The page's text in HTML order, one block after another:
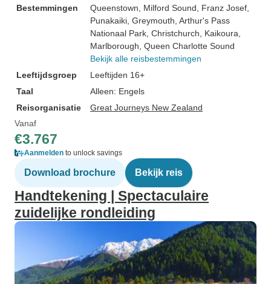
Bestemmingen
Queenstown , Milford Sound , Franz Josef
Punakaiki , Greymouth , Arthur's Pass
Nationaal Park , Christchurch , Kaikoura
Marlborough , Queen Charlotte Sound
Bekijk alle reisbestemmingen
Leeftijdsgroep
Leeftijden 16+
Taal
Alleen: Engels
Reisorganisatie
Great Journeys New Zealand
Vanaf
€3.767
Aanmelden to unlock savings
Download brochure Bekijk reis
Handtekening | Spectaculaire
zuidelijke rondleiding